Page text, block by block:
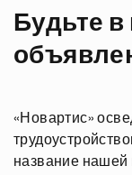
Будьте
«Новартис»
название нашей